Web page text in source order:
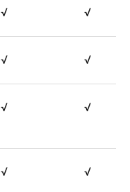
√ √
√ √
√ √
√ √